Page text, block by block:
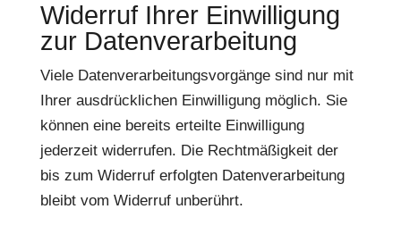
Widerruf Ihrer Einwilligung
zur Datenverarbeitung
Viele Datenverarbeitungsvorgänge sind nur mit
Ihrer ausdrücklichen Einwilligung möglich. Sie
können eine bereits erteilte Einwilligung
jederzeit widerrufen. Die Rechtmäßigkeit der
bis zum Widerruf erfolgten Datenverarbeitung
bleibt vom Widerruf unberührt.